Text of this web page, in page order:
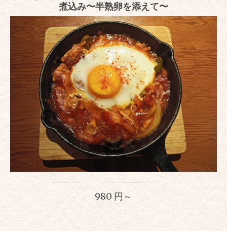
煮込み〜半熟卵を添えて〜
980 円～